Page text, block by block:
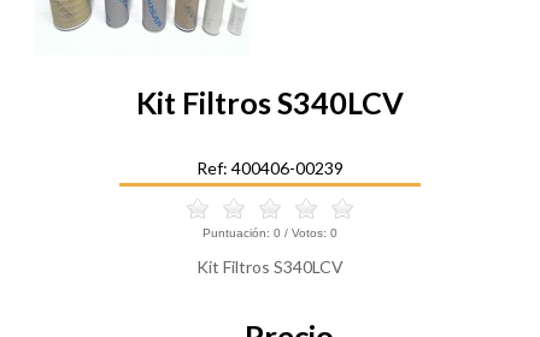
Kit Filtros S340LCV
Ref: 400406-00239
Puntuación: 0 / Votos: 0
Kit Filtros S340LCV